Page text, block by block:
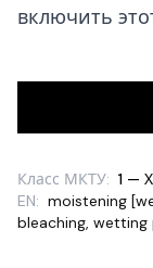
включить
Класс МКТУ: 1 —
EN: moistening
bleaching, wetting